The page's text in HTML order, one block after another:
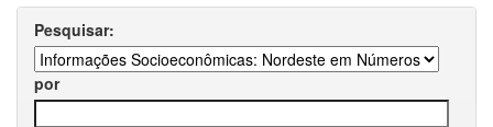
Pesquisar:
por